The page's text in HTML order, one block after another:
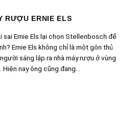
RƯỢU ERNIE ELS
sai Ernie Els lại chọn Stellenbosch để
Ernie Els không chỉ là một gôn thủ
sáng lập ra nhà máy rượu ở vùng
nay ông cũng đang...